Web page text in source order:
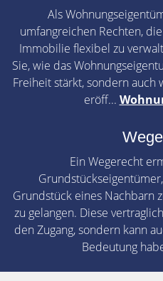
Als
umfangreichen Rechten,
Immobilie flexibel zu
Sie, wie das
Freiheit stärkt, sondern
eröff...
Ein Wegerecht
Grundstück eines Nachbarn
zu gelangen. Diese
den Zugang, sondern kann
Bedeutung